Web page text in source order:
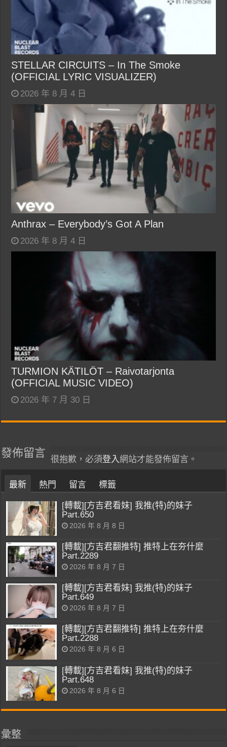
STELLAR CIRCUITS – In The Smoke
(OFFICIAL LYRIC VISUALIZER)
2026 年 8 月 4 日
Anthrax – Everybody’s Got A Plan
2026 年 8 月 4 日
TURMION KÄTILÖT – Raivotarjonta
(OFFICIAL MUSIC VIDEO)
2026 年 7 月 30 日
發佈留言
很抱歉，必須登入網站才能發佈留言。
最新 熱門 留言 標籤
[轉載][方吉君看妹] 我推(特)的妹子
Part.650
2026 年 8 月 8 日
[轉載][方吉君翻推特] 推特上在夯什麼
Part.2289
2026 年 8 月 7 日
[轉載][方吉君看妹] 我推(特)的妹子
Part.649
2026 年 8 月 7 日
[轉載][方吉君翻推特] 推特上在夯什麼
Part.2288
2026 年 8 月 6 日
[轉載][方吉君看妹] 我推(特)的妹子
Part.648
2026 年 8 月 6 日
彙整